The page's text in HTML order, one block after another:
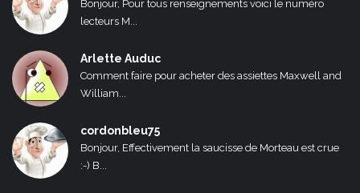
Bonjour, Pour tous renseignements voici le numéro
lecteurs M...
Arlette Auduc
Comment faire pour acheter des assiettes Maxwell and
William...
cordonbleu75
Bonjour, Effectivement la saucisse de Morteau est crue
:-) B...